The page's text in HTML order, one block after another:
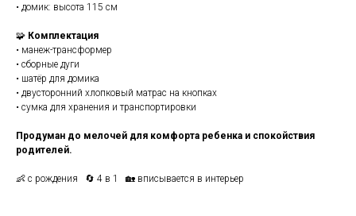
• домик: высота 115 см
🧩 Комплектация
• манеж-трансформер
• сборные дуги
• шатёр для домика
• двусторонний хлопковый матрас на кнопках
• сумка для хранения и транспортировки
Продуман до мелочей для комфорта ребенка и спокойствия
родителей.
👶 с рождения 🔄 4 в 1 🏡 вписывается в интерьер